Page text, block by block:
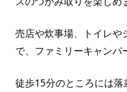
売店や炊事場、トイレや
で、ファミリーキャンパ
徒歩15分のところには